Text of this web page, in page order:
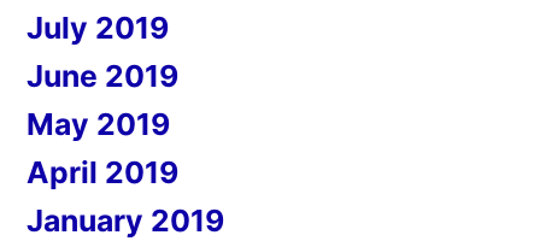
July 2019
June 2019
May 2019
April 2019
January 2019